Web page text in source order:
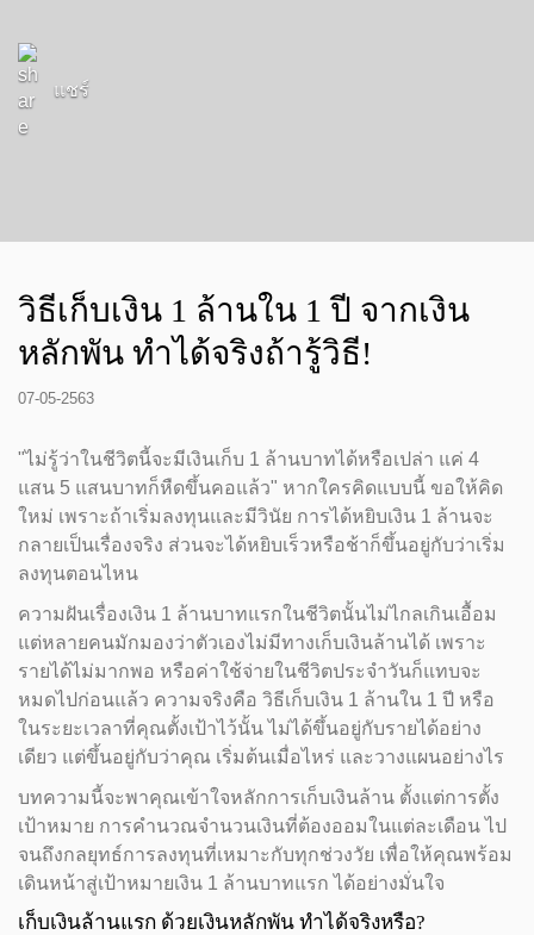
แชร์
วิธีเก็บเงิน 1 ล้านใน 1 ปี จากเงิน
หลักพัน ทำได้จริงถ้ารู้วิธี!
07-05-2563
"ไม่รู้ว่าในชีวิตนี้จะมีเงินเก็บ 1 ล้านบาทได้หรือเปล่า แค่ 4
แสน 5 แสนบาทก็หืดขึ้นคอแล้ว" หากใครคิดแบบนี้ ขอให้คิด
ใหม่ เพราะถ้าเริ่มลงทุนและมีวินัย การได้หยิบเงิน 1 ล้านจะ
กลายเป็นเรื่องจริง ส่วนจะได้หยิบเร็วหรือช้าก็ขึ้นอยู่กับว่าเริ่ม
ลงทุนตอนไหน
ความฝันเรื่องเงิน 1 ล้านบาทแรกในชีวิตนั้นไม่ไกลเกินเอื้อม
แต่หลายคนมักมองว่าตัวเองไม่มีทางเก็บเงินล้านได้ เพราะ
รายได้ไม่มากพอ หรือค่าใช้จ่ายในชีวิตประจำวันก็แทบจะ
หมดไปก่อนแล้ว ความจริงคือ วิธีเก็บเงิน 1 ล้านใน 1 ปี หรือ
ในระยะเวลาที่คุณตั้งเป้าไว้นั้น ไม่ได้ขึ้นอยู่กับรายได้อย่าง
เดียว แต่ขึ้นอยู่กับว่าคุณ เริ่มต้นเมื่อไหร่ และวางแผนอย่างไร
บทความนี้จะพาคุณเข้าใจหลักการเก็บเงินล้าน ตั้งแต่การตั้ง
เป้าหมาย การคำนวณจำนวนเงินที่ต้องออมในแต่ละเดือน ไป
จนถึงกลยุทธ์การลงทุนที่เหมาะกับทุกช่วงวัย เพื่อให้คุณพร้อม
เดินหน้าสู่เป้าหมายเงิน 1 ล้านบาทแรก ได้อย่างมั่นใจ
เก็บเงินล้านแรก ด้วยเงินหลักพัน ทำได้จริงหรือ?